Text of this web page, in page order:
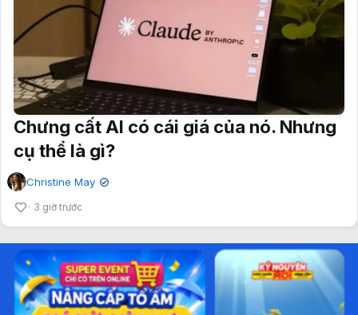
Chưng cất AI có cái giá của nó. Nhưng
cụ thể là gì?
Christine May ✔
3 giờ trước